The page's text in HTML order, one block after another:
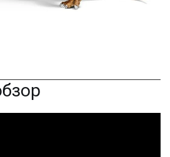
всех акций и бонусов...